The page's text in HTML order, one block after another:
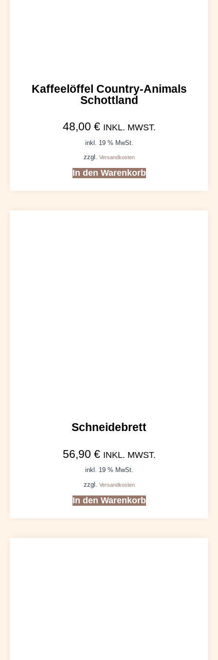
Kaffeelöffel Country-Animals
Schottland
48,00 € INKL. MWST.
inkl. 19 % MwSt.
zzgl. Versandkosten
In den Warenkorb
Schneidebrett
56,90 € INKL. MWST.
inkl. 19 % MwSt.
zzgl. Versandkosten
In den Warenkorb